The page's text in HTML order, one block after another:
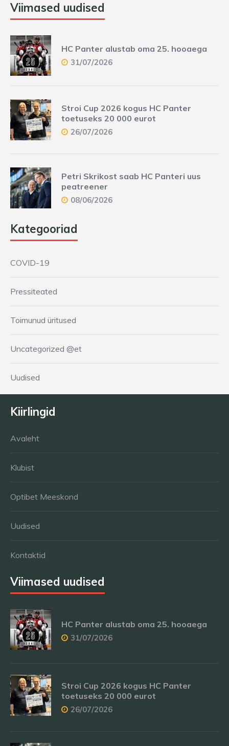
Viimased uudised
HC Panter alustab oma 25. hooaega
31/07/2026
Stroi Cup 2026 kogus HC Panter
toetuseks 20 000 eurot
26/07/2026
Petri Skrikost saab HC Panteri uus
peatreener
08/06/2026
Kategooriad
COVID-19
Pressiteated
Toimunud üritused
Uncategorized @et
Uudised
Kiirlingid
Avaleht
Klubist
Optibet Meeskond
Uudised
Kontaktid
Viimased uudised
HC Panter alustab oma 25. hooaega
31/07/2026
Stroi Cup 2026 kogus HC Panter
toetuseks 20 000 eurot
26/07/2026